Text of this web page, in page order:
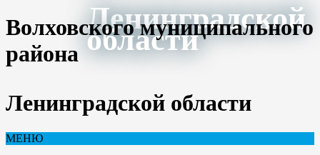
Ленинградской
области
Волховского муниципального
района
Ленинградской области
МЕНЮ